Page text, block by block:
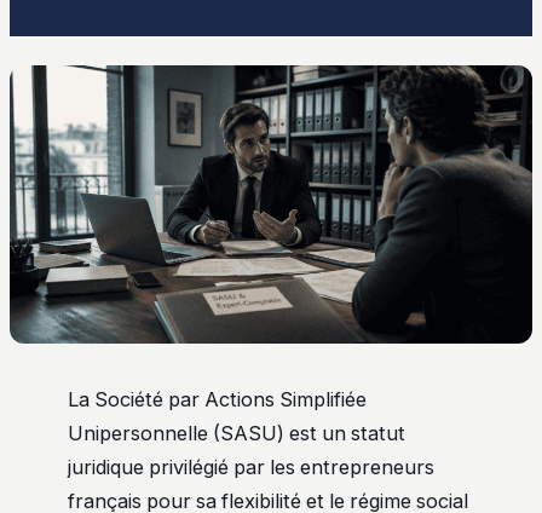
La Société par Actions Simplifiée
Unipersonnelle (SASU) est un statut
juridique privilégié par les entrepreneurs
français pour sa flexibilité et le régime social